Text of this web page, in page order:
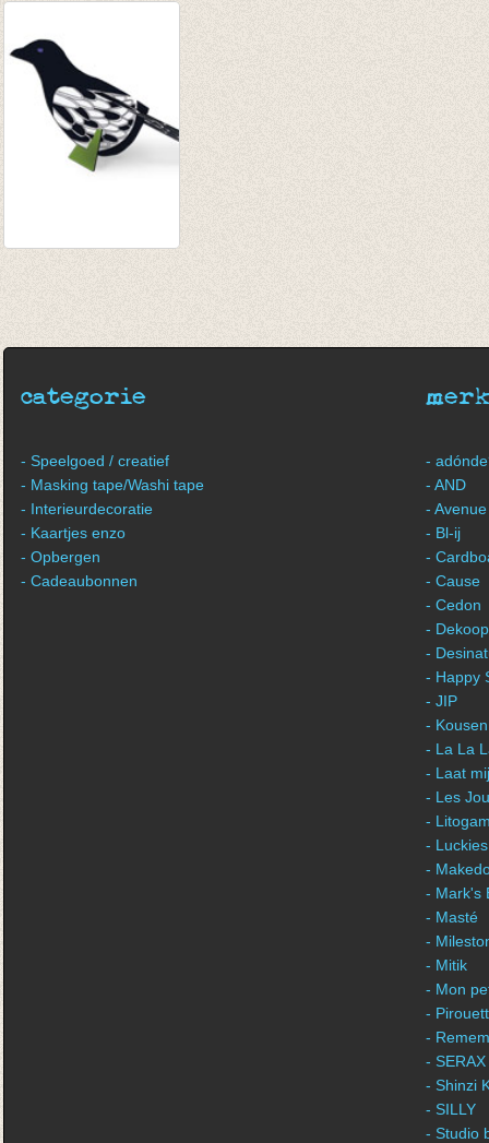
€ 4,95
categorie
- Speelgoed / creatief
- Masking tape/Washi tape
- Interieurdecoratie
- Kaartjes enzo
- Opbergen
- Cadeaubonnen
-
- AND
-
- Bl-ij
-
- Cause
- Cedon
- Dekoop
-
- Happy
- JIP
-
- La La
- Laat
- Les
-
- Luckies
-
- Mark's
- Masté
-
- Mitik
- Mon
-
-
- SERAX
- Shinzi
- SILLY
- Studio